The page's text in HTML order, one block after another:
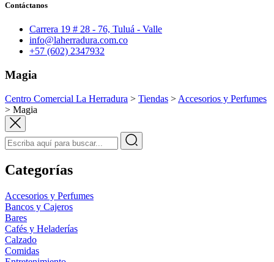
Contáctanos
Carrera 19 # 28 - 76, Tuluá - Valle
info@laherradura.com.co
+57 (602) 2347932
Magia
Centro Comercial La Herradura > Tiendas > Accesorios y Perfumes
> Magia
Categorías
Accesorios y Perfumes
Bancos y Cajeros
Bares
Cafés y Heladerías
Calzado
Comidas